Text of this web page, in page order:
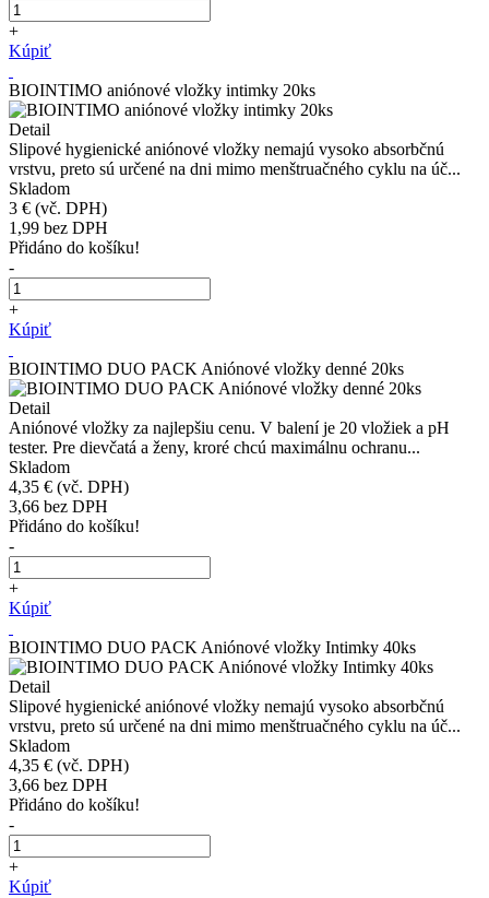
+
Kúpiť
BIOINTIMO aniónové vložky intimky 20ks
Detail
Slipové hygienické aniónové vložky nemajú vysoko absorbčnú
vrstvu, preto sú určené na dni mimo menštruačného cyklu na úč...
Skladom
3 € (vč. DPH)
1,99 bez DPH
Přidáno do košíku!
-
+
Kúpiť
BIOINTIMO DUO PACK Aniónové vložky denné 20ks
Detail
Aniónové vložky za najlepšiu cenu. V balení je 20 vložiek a pH
tester. Pre dievčatá a ženy, kroré chcú maximálnu ochranu...
Skladom
4,35 € (vč. DPH)
3,66 bez DPH
Přidáno do košíku!
-
+
Kúpiť
BIOINTIMO DUO PACK Aniónové vložky Intimky 40ks
Detail
Slipové hygienické aniónové vložky nemajú vysoko absorbčnú
vrstvu, preto sú určené na dni mimo menštruačného cyklu na úč...
Skladom
4,35 € (vč. DPH)
3,66 bez DPH
Přidáno do košíku!
-
+
Kúpiť